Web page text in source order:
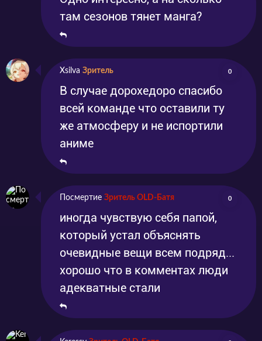
там сезонов тянет манга?
Xsilva Зритель 0
В случае дорохедоро спасибо
всей команде что оставили ту
же атмосферу и не испортили
аниме
Посмертие Зритель OLD-Батя 0
иногда чувствую себя папой,
который устал объяснять
очевидные вещи всем подряд...
хорошо что в комментах люди
адекватные стали